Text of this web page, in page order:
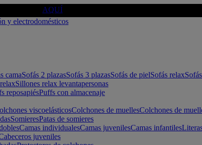
AQUÍ
camaSofás 2 plazasSofás 3 plazasSofás de pielSofás relax
Sillones relax levantapersonas
reposapiésPuffs con almacenaje
viscoelásticosColchones de muellesColchones de
SomieresPatas de somieres
Camas individualesCamas juvenilesCamas infantiles
juveniles